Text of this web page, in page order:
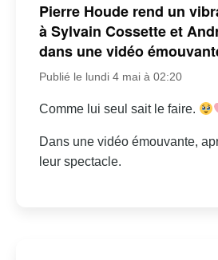
Pierre Houde rend un
à Sylvain Cossette et
dans une vidéo
Publié le lundi 4 mai à 02:20
Comme lui seul sait le faire.
Dans une vidéo émouvante,
leur spectacle.